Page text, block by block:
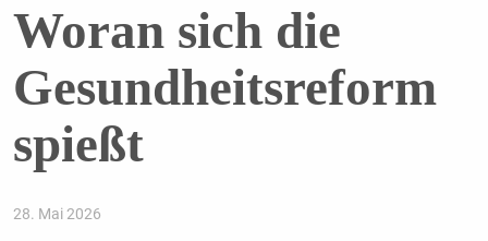
Woran sich die
Gesundheitsreform
spießt
28. Mai 2026